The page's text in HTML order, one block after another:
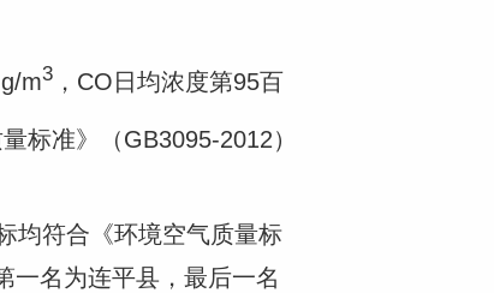
m3 ，CO日均浓度第95百
标准》（GB3095-2012）
符合《环境空气质量标
一名为连平县，最后一名